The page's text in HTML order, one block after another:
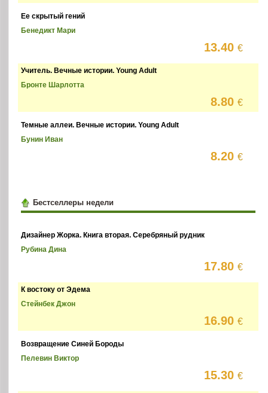
Ее скрытый гений
Бенедикт Мари
13.40€
Учитель. Вечные истории. Young Adult
Бронте Шарлотта
8.80€
Темные аллеи. Вечные истории. Young Adult
Бунин Иван
8.20€
Бестселлеры недели
Дизайнер Жорка. Книга вторая. Серебряный рудник
Рубина Дина
17.80€
К востоку от Эдема
Стейнбек Джон
16.90€
Возвращение Синей Бороды
Пелевин Виктор
15.30€